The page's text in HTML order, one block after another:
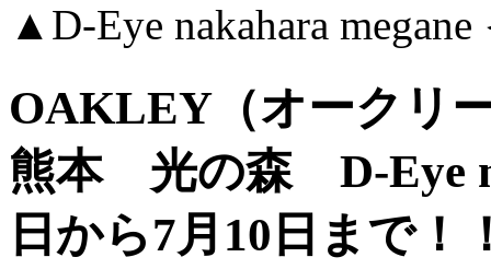
▲D-Eye nakahara
OAKLEY（オーク
熊本 光の森 D-Eye
日から7月10日まで！